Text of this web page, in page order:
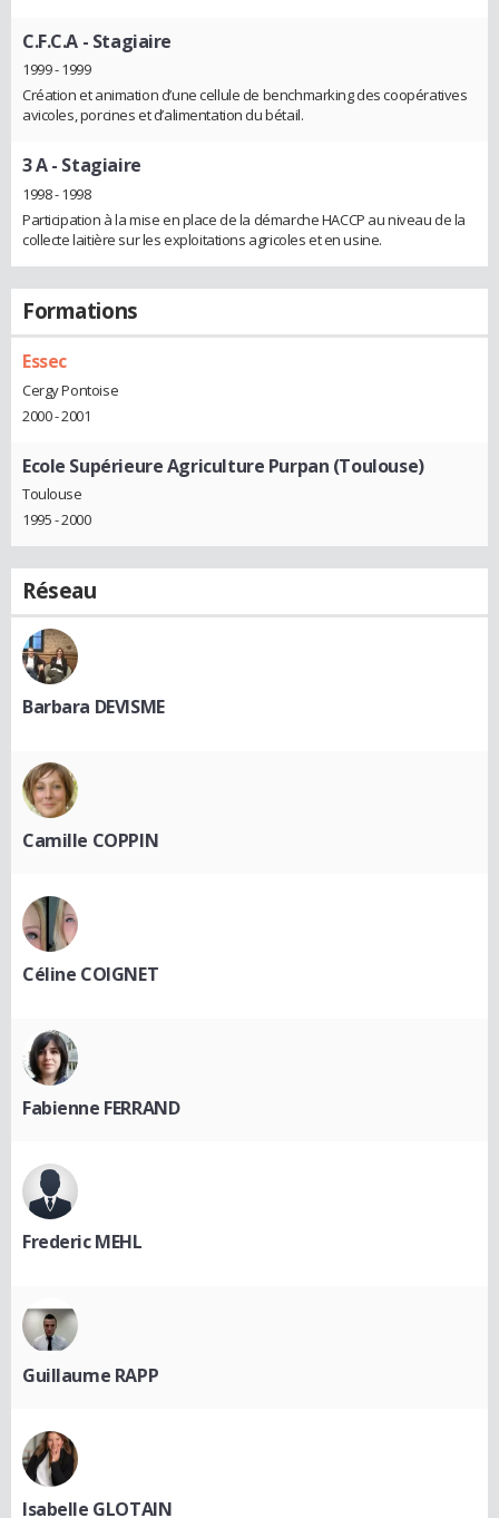
C.F.C.A - Stagiaire
1999 - 1999
Création et animation d’une cellule de benchmarking des coopératives
avicoles, porcines et d’alimentation du bétail.
3 A- Stagiaire
1998 - 1998
Participation à la mise en place de la démarche HACCP au niveau de la
collecte laitière sur les exploitations agricoles et en usine.
Formations
Essec
Cergy Pontoise
2000 - 2001
Ecole Supérieure Agriculture Purpan (Toulouse)
Toulouse
1995 - 2000
Réseau
Barbara DEVISME
Camille COPPIN
Céline COIGNET
Fabienne FERRAND
Frederic MEHL
Guillaume RAPP
Isabelle GLOTAIN